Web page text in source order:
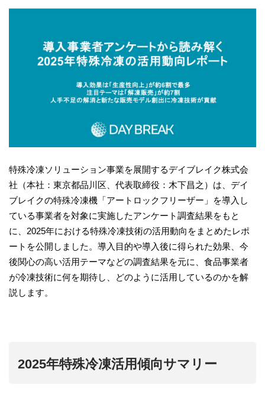
特殊冷凍ソリューション事業を展開するデイブレイク株式会
社（本社：東京都品川区、代表取締役：木下昌之）は、デイ
ブレイクの特殊冷凍機「アートロックフリーザー」を導入し
ている事業者を対象に実施したアンケート調査結果をもと
に、2025年における特殊冷凍技術の活用動向をまとめたレポ
ートを公開しました。導入目的や導入後に得られた効果、今
後関心の高い活用テーマなどの調査結果を元に、食品事業者
が冷凍技術に何を期待し、どのように活用しているのかを解
説します。
2025年特殊冷凍活用傾向サマリー